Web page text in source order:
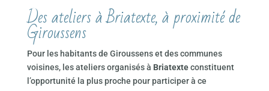
Des ateliers à Briatexte, à proximité de
Giroussens
Pour les habitants de Giroussens et des communes
voisines, les ateliers organisés à Briatexteconstituent
l’opportunité la plus proche pour participer à ce